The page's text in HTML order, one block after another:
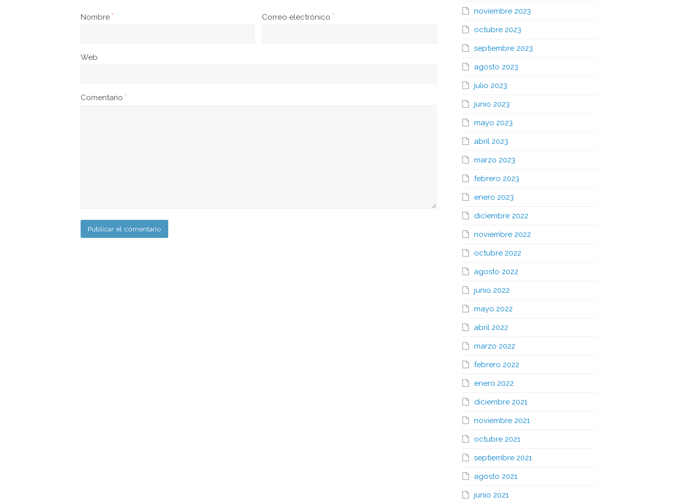
Nombre * Correo electrónico*
Web
Comentario *
noviembre 2023
octubre 2023
septiembre 2023
agosto 2023
julio 2023
junio 2023
mayo 2023
abril 2023
marzo 2023
febrero 2023
enero 2023
diciembre 2022
noviembre 2022
octubre 2022
agosto 2022
junio 2022
mayo 2022
abril 2022
marzo 2022
febrero 2022
enero 2022
diciembre 2021
noviembre 2021
octubre 2021
septiembre 2021
agosto 2021
junio 2021